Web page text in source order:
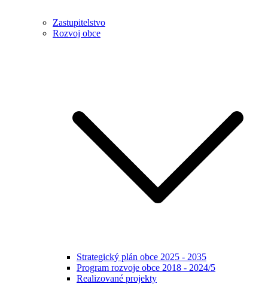
Zastupitelstvo
Rozvoj obce
Strategický plán obce 2025 - 2035
Program rozvoje obce 2018 - 2024/5
Realizované projekty